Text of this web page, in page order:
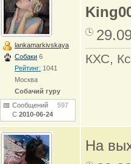
lankamarkivskaya
Собаки 6
Рейтинг: 1041
Москва
Собачий гуру
Сообщений 597
С 2010-06-24
КХС,
На